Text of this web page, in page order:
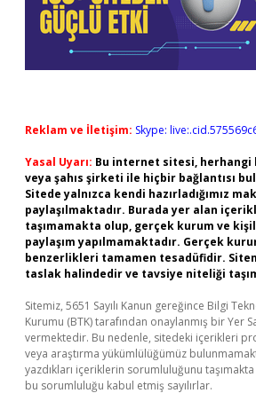
Reklam ve İletişim: Skype:
Yasal Uyarı: Bu internet sitesi, herhangi
veya şahıs şirketi ile hiçbir bağlantısı
Sitede yalnızca kendi hazırladığımız
paylaşılmaktadır. Burada yer alan
taşımamakta olup, gerçek kurum ve
paylaşım yapılmamaktadır. Gerçek
benzerlikleri tamamen tesadüfidir.
taslak halindedir ve tavsiye niteliği
Sitemiz, 5651 Sayılı Kanun gereğince Bilgi
Kurumu (BTK) tarafından onaylanmış bir Yer
vermektedir. Bu nedenle, sitedeki içerikleri
veya araştırma yükümlülüğümüz
yazdıkları içeriklerin sorumluluğunu
bu sorumluluğu kabul etmiş sayılırlar.